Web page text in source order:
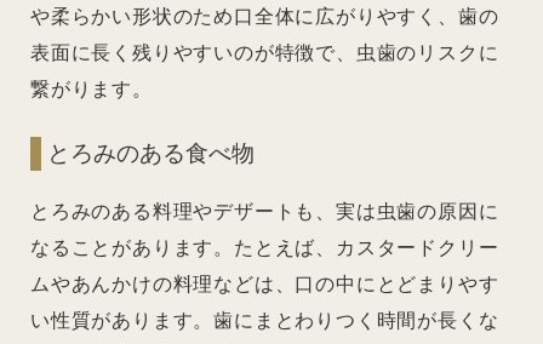
や柔らかい形状のため口全体に広がりやすく、歯の
表面に長く残りやすいのが特徴で、虫歯のリスクに
繋がります。
とろみのある食べ物
とろみのある料理やデザートも、実は虫歯の原因に
なることがあります。たとえば、カスタードクリー
ムやあんかけの料理などは、口の中にとどまりやす
い性質があります。歯にまとわりつく時間が長くな